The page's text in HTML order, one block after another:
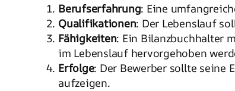
Berufserfahrung: Eine
Qualifikationen: Der Lebenslauf
Fähigkeiten: Ein Bilanzbuchhalter
im Lebenslauf hervorgehoben
Erfolge: Der Bewerber sollte seine
aufzeigen.